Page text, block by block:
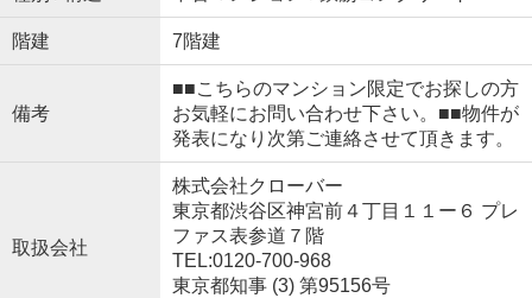
階建 7階建
備考
■■こちらのマンション限定でお探しの方
お気軽にお問い合わせ下さい。■■物件が
発表になり次第ご連絡させて頂きます。
取扱会社
株式会社クローバー
東京都渋谷区神宮前４丁目１１ー６ プレ
ファス表参道７階
TEL:0120-700-968
東京都知事 (3) 第95156号